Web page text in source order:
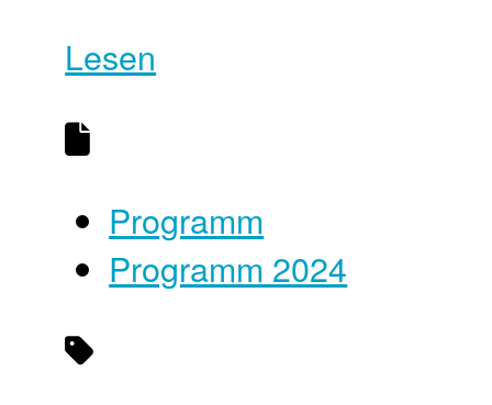
Lesen
Programm
Programm 2024